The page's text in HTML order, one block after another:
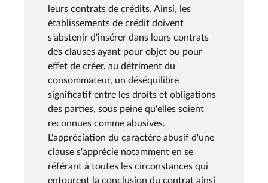
leurs contrats de crédits. Ainsi, les
établissements de crédit doivent
s'abstenir d'insérer dans leurs contrats
des clauses ayant pour objet ou pour
effet de créer, au détriment du
consommateur, un déséquilibre
significatif entre les droits et obligations
des parties, sous peine qu'elles soient
reconnues comme abusives.
L'appréciation du caractère abusif d'une
clause s'apprécie notamment en se
référant à toutes les circonstances qui
entourent la conclusion du contrat ainsi